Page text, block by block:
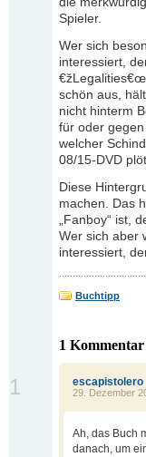
Spieler.
Wer sich
interessiert,
schön aus,
nicht hinterm
für oder
welcher
08/15-DVD
Diese
machen. Das
„Fanboy“ ist,
Wer sich aber
interessiert,
Buchtipp
1
escapistolero
29. Dezember
1
Ah, das Buch
danach, um